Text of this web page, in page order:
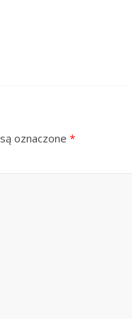
oznaczone *